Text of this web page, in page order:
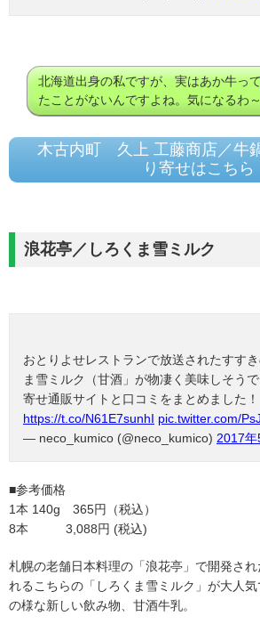
北海道出身の私ですが、実はあか牛っ
たことがないんですよね。気になるわ～
木古内町 久上 工藤商店／牛
り寄せはこちら
浪花亭／しろくま雪ミルク
おとりよせレストランで放送されたすす
ま雪ミルク（甘酒」が物凄く美味しそう
寄せ通販サイトと口コミをまとめました！
https://t.co/N61E7sunhI pic.twitter.com/
— neco_kumico (@neco_kumico) 2017年
■参考価格
1本 140g 365円（税込）
8本 3,088円 (税込)
札幌の老舗日本料理の「浪花亭」で開発さ
れるこちらの「しろくま雪ミルク」が大人
の様な新しい飲み物、甘酒牛乳。